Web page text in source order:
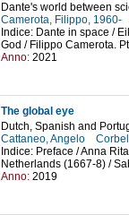
Dante's world between
Camerota, Filippo, 1960-
Indice: Dante in space /
God / Filippo Camerota.
Anno: 2021
The global eye
Dutch, Spanish and
Cattaneo, Angelo
Indice: Preface / Anna
Netherlands (1667-8) /
Anno: 2019